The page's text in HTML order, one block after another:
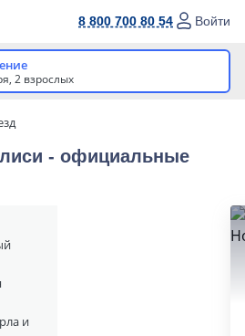
8 800 700 80 54 Войти
2 взрослых
- официальные
и